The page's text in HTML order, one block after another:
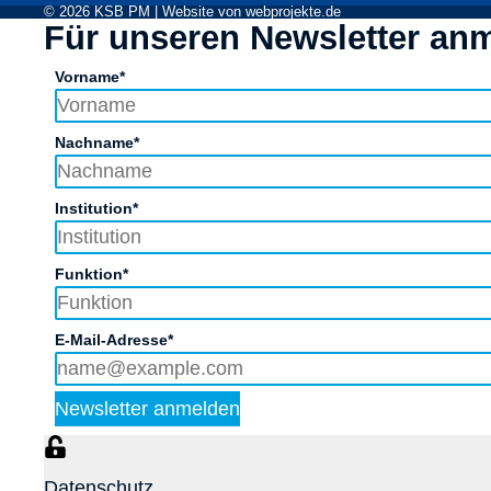
© 2026 KSB PM | Website von webprojekte.de
Für unseren Newsletter
Vorname*
Nachname*
Institution*
Funktion*
E-Mail-Adresse*
Newsletter anmelden